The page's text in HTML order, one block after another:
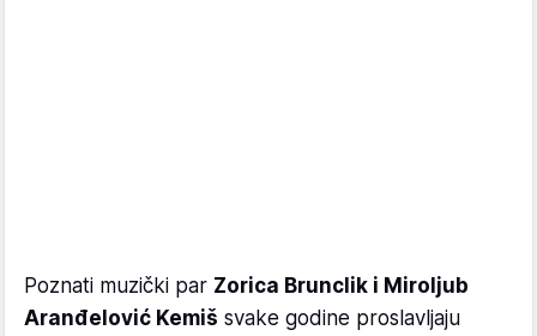
Poznati muzički par Zorica Brunclik i Miroljub
Aranđelović Kemiš svake godine proslavljaju